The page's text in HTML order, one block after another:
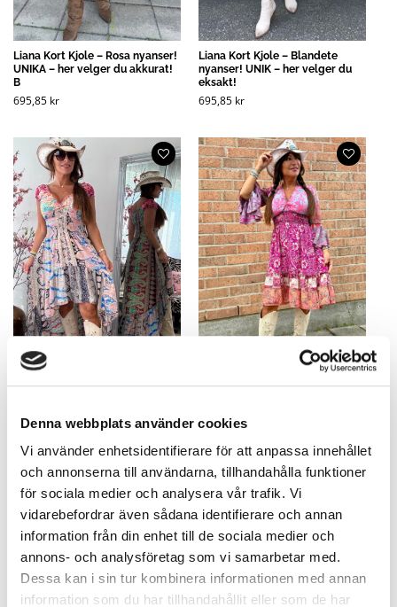
Denna webbplats använder cookies
Vi använder enhetsidentifierare för att anpassa innehållet
och annonserna till användarna, tillhandahålla funktioner
för sociala medier och analysera vår trafik. Vi
vidarebefordrar även sådana identifierare och annan
information från din enhet till de sociala medier och
annons- och analysföretag som vi samarbetar med.
Dessa kan i sin tur kombinera informationen med annan
information som du har tillhandahållit eller som de har
Liana Kort Kjole – Rosa nyanser!
UNIKA – her velger du akkurat!
B
695,85 kr
Liana Kort Kjole – Blandete
nyanser! UNIK – her velger du
eksakt!
695,85 kr
MIX 10B! Her velger du
695,85kr
UNIKE – her velger du akkurat!
695,85 kr